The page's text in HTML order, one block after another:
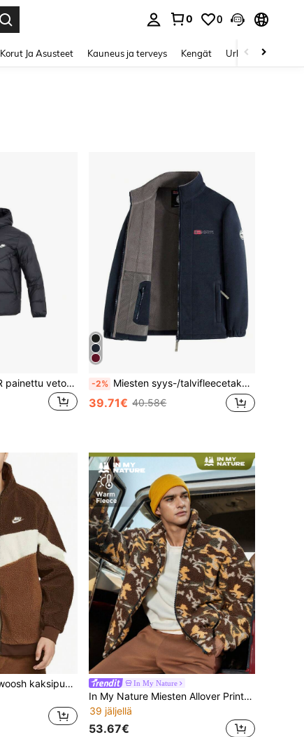
0 0
Korut Ja Asusteet Kauneus ja terveys Kengät Urheilu & Ulkoilu
Nike WINDRUNNER painettu vetoketjutaskuinen hupullinen takki, miesten, musta -2% Miesten syys-/talvifleecetakki, jossa pystykaulus, kaksipuolinen sherpavuori, bisnes-/vapaa-ajan paksu ja lämmin päällysvaate pariskunnille, urheilullinen
39.71€ 40.58€
Nike Sportswear Swoosh kaksipuolinen fleecejakku pystykauluksella ja vetoketjulla miehille, Surprise Cocoa BQ6546-259
In My Nature
In My Nature Miesten Allover Print vetoketjullinen fleecetakki ulkoiluun
39 jäljellä
53.67€